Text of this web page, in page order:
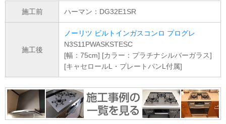
施工前 ハーマン：DG32E1SR
施工後
ノーリツ ビルトインガスコンロ プログレ
N3S11PWASKSTESC
[幅：75cm] [カラー：プラチナシルバーガラス]
[キャセロールL・プレートパンL付属]